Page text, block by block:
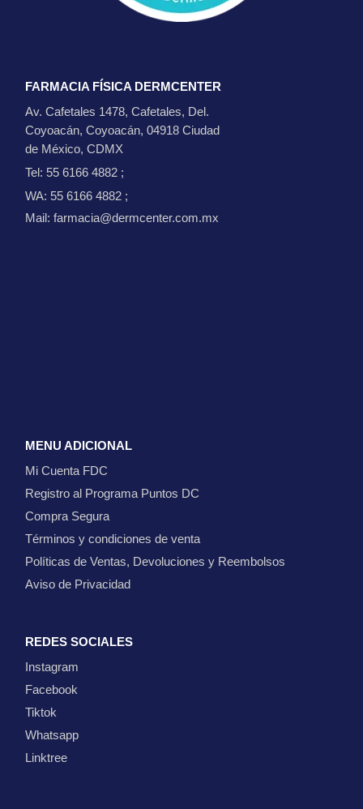
FARMACIA FÍSICA DERMCENTER
Av. Cafetales 1478, Cafetales, Del.
Coyoacán, Coyoacán, 04918 Ciudad
de México, CDMX
Tel: 55 6166 4882 ;
WA: 55 6166 4882 ;
Mail: farmacia@dermcenter.com.mx
MENU ADICIONAL
Mi Cuenta FDC
Registro al Programa Puntos DC
Compra Segura
Términos y condiciones de venta
Políticas de Ventas, Devoluciones y Reembolsos
Aviso de Privacidad
REDES SOCIALES
Instagram
Facebook
Tiktok
Whatsapp
Linktree